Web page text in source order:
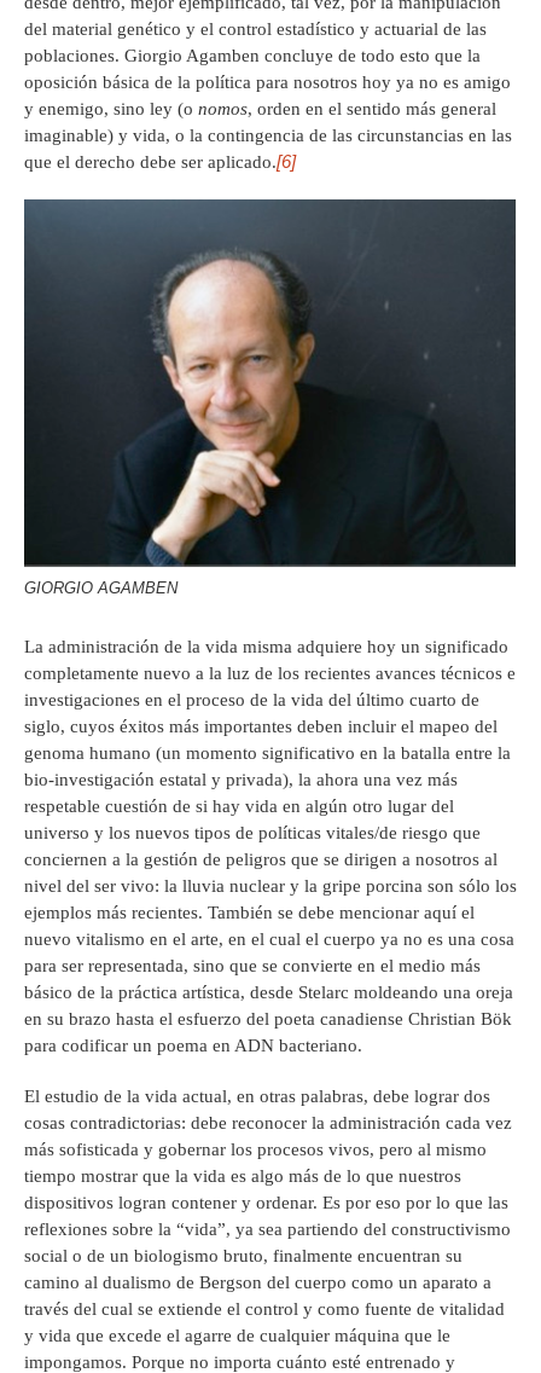
del material genético y el control estadístico y actuarial de las
poblaciones. Giorgio Agamben concluye de todo esto que la
oposición básica de la política para nosotros hoy ya no es amigo
y enemigo, sino ley (o nomos, orden en el sentido más general
imaginable) y vida, o la contingencia de las circunstancias en las
que el derecho debe ser aplicado.[6]
GIORGIO AGAMBEN
La administración de la vida misma adquiere hoy un significado
completamente nuevo a la luz de los recientes avances técnicos e
investigaciones en el proceso de la vida del último cuarto de
siglo, cuyos éxitos más importantes deben incluir el mapeo del
genoma humano (un momento significativo en la batalla entre la
bio-investigación estatal y privada), la ahora una vez más
respetable cuestión de si hay vida en algún otro lugar del
universo y los nuevos tipos de políticas vitales/de riesgo que
conciernen a la gestión de peligros que se dirigen a nosotros al
nivel del ser vivo: la lluvia nuclear y la gripe porcina son sólo los
ejemplos más recientes. También se debe mencionar aquí el
nuevo vitalismo en el arte, en el cual el cuerpo ya no es una cosa
para ser representada, sino que se convierte en el medio más
básico de la práctica artística, desde Stelarc moldeando una oreja
en su brazo hasta el esfuerzo del poeta canadiense Christian Bök
para codificar un poema en ADN bacteriano.
El estudio de la vida actual, en otras palabras, debe lograr dos
cosas contradictorias: debe reconocer la administración cada vez
más sofisticada y gobernar los procesos vivos, pero al mismo
tiempo mostrar que la vida es algo más de lo que nuestros
dispositivos logran contener y ordenar. Es por eso por lo que las
reflexiones sobre la “vida”, ya sea partiendo del constructivismo
social o de un biologismo bruto, finalmente encuentran su
camino al dualismo de Bergson del cuerpo como un aparato a
través del cual se extiende el control y como fuente de vitalidad
y vida que excede el agarre de cualquier máquina que le
impongamos. Porque no importa cuánto esté entrenado y